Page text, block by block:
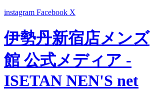
instagram Facebook X
伊勢丹新宿店メンズ
館 公式メディア -
ISETAN NEN'S net